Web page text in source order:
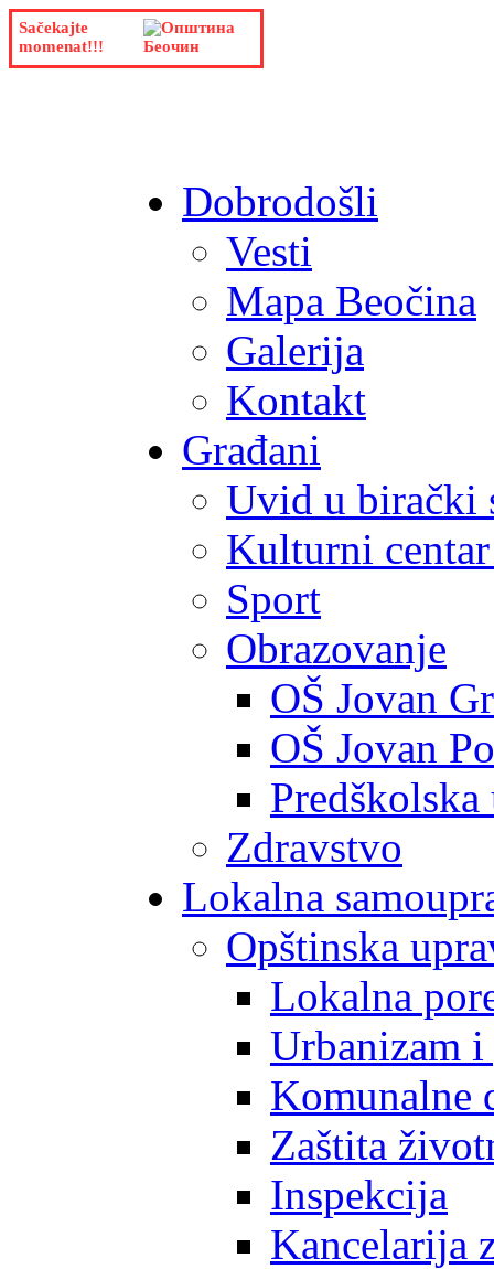
Sačekajte
momenat!!!
Dobrodošli
Vesti
Mapa Beočina
Galerija
Kontakt
Građani
Uvid u birački
Kulturni
Sport
Obrazovanje
OŠ Jovan
OŠ Jovan
Predškolska
Zdravstvo
Lokalna
Opštinska
Lokalna
Urbanizam
Komunalne
Zaštita
Inspekcija
Kancelarija